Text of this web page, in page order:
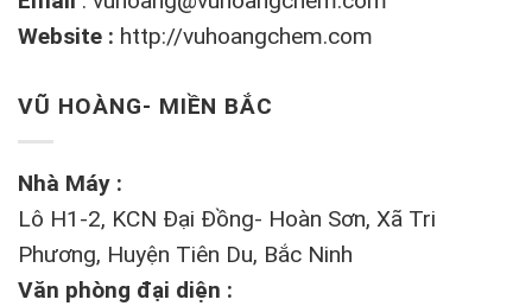
Website : http://vuhoangchem.com
VŨ HOÀNG- MIỀN BẮC
Nhà Máy :
Lô H1-2, KCN Đại Đồng- Hoàn Sơn, Xã Tri
Phương, Huyện Tiên Du, Bắc Ninh
Văn phòng đại diện :